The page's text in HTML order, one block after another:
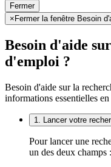
Fermer
× Fermer la fenêtre Besoin
Besoin d'aide
d'emploi ?
Besoin d'aide sur la
informations essentielles
1. Lancer votre
Pour lancer une
un des deux champs :